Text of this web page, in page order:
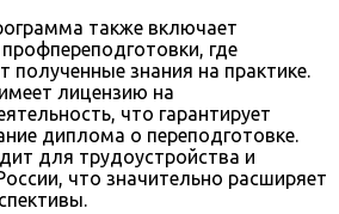
также включает
где
полученные знания на практике.
лицензию на
что гарантирует
диплома о переподготовке.
для трудоустройства и
что значительно расширяет